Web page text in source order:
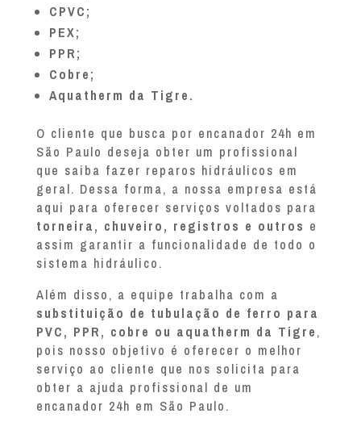
CPVC;
PEX;
PPR;
Cobre;
Aquatherm da Tigre.
O cliente que busca por encanador 24h em
São Paulo deseja obter um profissional
que saiba fazer reparos hidráulicos em
geral. Dessa forma, a nossa empresa está
aqui para oferecer serviços voltados para
torneira, chuveiro, registros e outros e
assim garantir a funcionalidade de todo o
sistema hidráulico.
Além disso, a equipe trabalha com a
substituição de tubulação de ferro para
PVC, PPR, cobre ou aquatherm da Tigre,
pois nosso objetivo é oferecer o melhor
serviço ao cliente que nos solicita para
obter a ajuda profissional de um
encanador 24h em São Paulo.